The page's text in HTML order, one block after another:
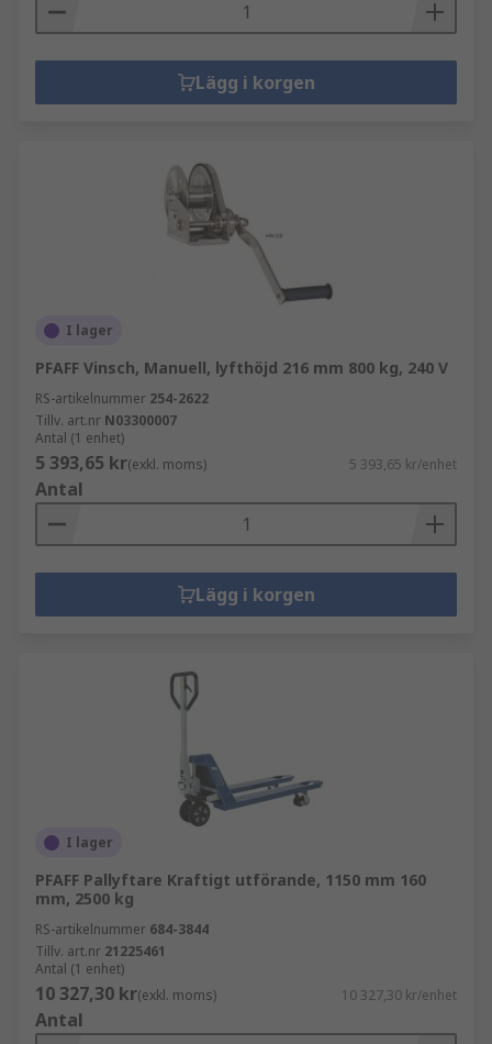
Lägg i korgen
I lager
PFAFF Vinsch, Manuell, lyfthöjd 216 mm 800 kg, 240 V
RS-artikelnummer 254-2622
Tillv. art.nr N03300007
Antal (1 enhet)
5 393,65 kr(exkl. moms) 5 393,65 kr/enhet
Antal
Lägg i korgen
I lager
PFAFF Pallyftare Kraftigt utförande, 1150 mm 160
mm, 2500 kg
RS-artikelnummer 684-3844
Tillv. art.nr 21225461
Antal (1 enhet)
10 327,30 kr(exkl. moms) 10 327,30 kr/enhet
Antal